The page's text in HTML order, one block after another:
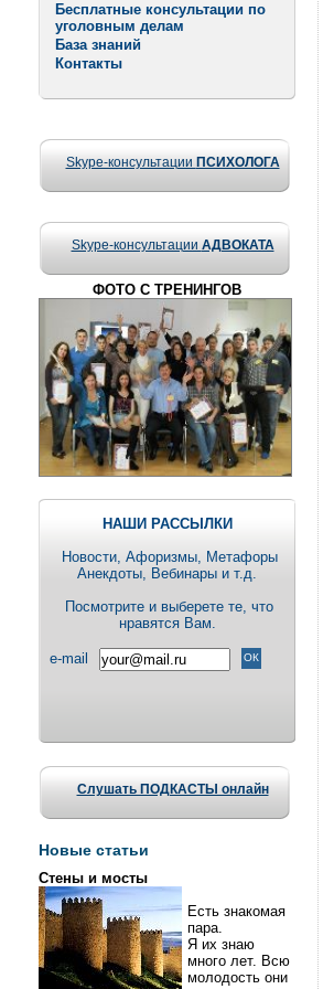
Бесплатные консультации по
уголовным делам
База знаний
Контакты
Skype-консультации ПСИХОЛОГА
Skype-консультации АДВОКАТА
ФОТО С ТРЕНИНГОВ
НАШИ РАССЫЛКИ
Новости, Aфоризмы, Метафоры
Анекдоты, Вебинары и т.д.
Посмотрите и выберете те, что
нравятся Вам.
e-mail
Слушать ПОДКАСТЫ онлайн
Новые статьи
Стены и мосты
Есть знакомая
пара.
Я их знаю
много лет. Всю
молодость они